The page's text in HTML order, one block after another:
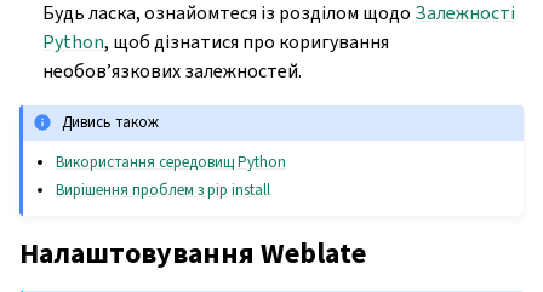
Будь ласка, ознайомтеся із розділом щодо Залежності
Python, щоб дізнатися про коригування
необов’язкових залежностей.
Дивись також
Використання середовищ Python
Вирішення проблем з pip install
Налаштовування Weblate